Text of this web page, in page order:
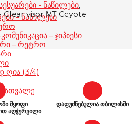
– ნაწილები
– ჯიპიესი
– რეტრო
ღია (3/4)
სათვალე
- ნაწილები,
Clear visor ΜΤ Coyote
მყოფი
აღჭურვილი
დაფუძნებულია თბილისში